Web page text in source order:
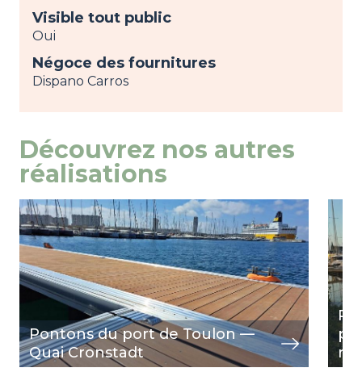
Visible tout public
Oui
Négoce des fournitures
Dispano Carros
Découvrez nos autres
réalisations
Pontons du port de Toulon —
Quai Cronstadt
Image
view view